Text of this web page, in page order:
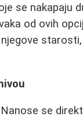
se nakapaju
od ovih
se